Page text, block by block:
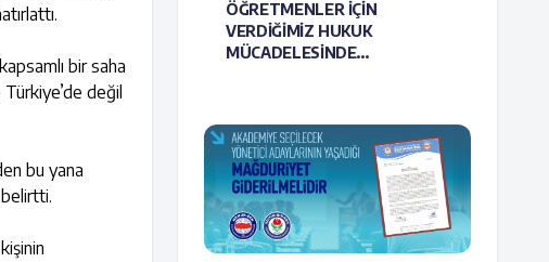
bir saha
Türkiye’de değil
bu yana
belirtti.
ÖĞRETMENLER İÇİN
VERDİĞİMİZ HUKUK
MÜCADELESİNDE